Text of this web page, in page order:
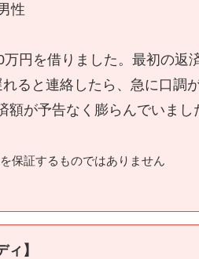
性
万円を借りました。最初の返
ると連絡したら、急に口調
額が予告なく膨らんでいま
保証するものではありません
】